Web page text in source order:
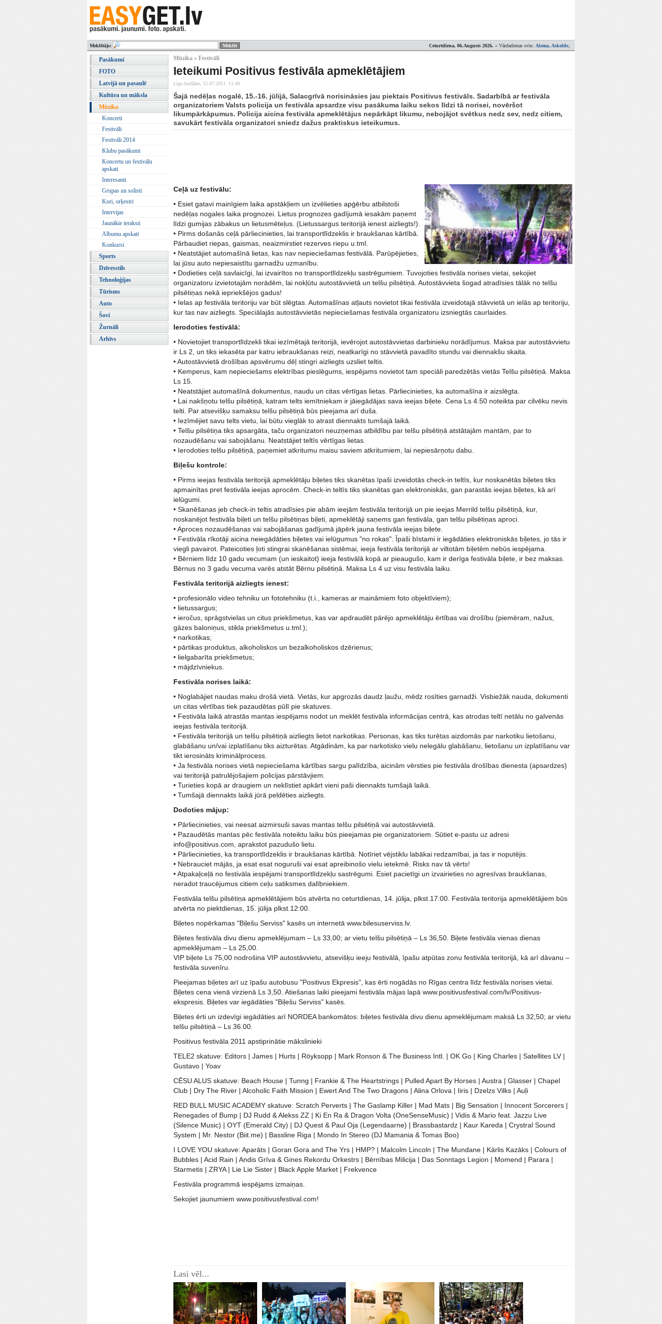
Ceturtdiena, 06.Augusts 2026. » Vārdadienas svin: Aisma, Askolds;
Meklētājs:
Pasākumi
FOTO
Latvijā un pasaulē
Kultūra un māksla
Mūzika
Koncerti
Festivāli
Festivāli 2014
Klubu pasākumi
Koncertu un festivālu
apskati
Interesanti
Grupas un solisti
Kori, orķestri
Intervijas
Jaunākie ieraksti
Albumu apskati
Konkursi
Sports
Dzīvesstils
Tehnoloģijas
Tūrisms
Auto
Šovi
Žurnāli
Arhīvs
Mūzika » Festivāli
Ieteikumi Positivus festivāla apmeklētājiem
Līga Andžāne, 12.07.2011. 11:40
Šajā nedēļas nogalē, 15.-16. jūlijā, Salacgrīvā norisināsies jau piektais Positivus festivāls. Sadarbībā ar festivāla
organizatoriem Valsts policija un festivāla apsardze visu pasākuma laiku sekos līdzi tā norisei, novēršot
likumpārkāpumus. Policija aicina festivāla apmeklētājus nepārkāpt likumu, nebojājot svētkus nedz sev, nedz citiem,
savukārt festivāla organizatori sniedz dažus praktiskus ieteikumus.
Ceļā uz festivālu:
• Esiet gatavi mainīgiem laika apstākļiem un izvēlieties apģērbu atbilstoši
nedēļas nogales laika prognozei. Lietus prognozes gadījumā iesakām paņemt
līdzi gumijas zābakus un lietusmēteļus. (Lietussargus teritorijā ienest aizliegts!).
• Pirms došanās ceļā pārliecinieties, lai transportlīdzeklis ir braukšanas kārtībā.
Pārbaudiet riepas, gaismas, neaizmirstiet rezerves riepu u.tml.
• Neatstājiet automašīnā lietas, kas nav nepieciešamas festivālā. Parūpējieties,
lai jūsu auto nepiesaistītu garnadžu uzmanību.
• Dodieties ceļā savlaicīgi, lai izvairītos no transportlīdzekļu sastrēgumiem. Tuvojoties festivāla norises vietai, sekojiet
organizatoru izvietotajām norādēm, lai nokļūtu autostāvvietā un telšu pilsētiņā. Autostāvvieta šogad atradīsies tālāk no telšu
pilsētiņas nekā iepriekšējos gadus!
• Ielas ap festivāla teritoriju var būt slēgtas. Automašīnas atļauts novietot tikai festivāla izveidotajā stāvvietā un ielās ap teritoriju,
kur tas nav aizliegts. Speciālajās autostāvvietās nepieciešamas festivāla organizatoru izsniegtās caurlaides.
Ierodoties festivālā:
• Novietojiet transportlīdzekli tikai iezīmētajā teritorijā, ievērojot autostāvvietas darbinieku norādījumus. Maksa par autostāvvietu
ir Ls 2, un tiks iekasēta par katru iebraukšanas reizi, neatkarīgi no stāvvietā pavadīto stundu vai diennakšu skaita.
• Autostāvvietā drošības apsvērumu dēļ stingri aizliegts uzsliet teltis.
• Kemperus, kam nepieciešams elektrības pieslēgums, iespējams novietot tam speciāli paredzētās vietās Telšu pilsētiņā. Maksa
Ls 15.
• Neatstājiet automašīnā dokumentus, naudu un citas vērtīgas lietas. Pārliecinieties, ka automašīna ir aizslēgta.
• Lai nakšņotu telšu pilsētiņā, katram telts iemītniekam ir jāiegādājas sava ieejas biļete. Cena Ls 4.50 noteikta par cilvēku nevis
telti. Par atsevišķu samaksu telšu pilsētiņā būs pieejama arī duša.
• Iezīmējiet savu telts vietu, lai būtu vieglāk to atrast diennakts tumšajā laikā.
• Telšu pilsētiņa tiks apsargāta, taču organizatori neuzņemas atbildību par telšu pilsētiņā atstātajām mantām, par to
nozaudēšanu vai sabojāšanu. Neatstājiet teltīs vērtīgas lietas.
• Ierodoties telšu pilsētiņā, paņemiet atkritumu maisu saviem atkritumiem, lai nepiesārņotu dabu.
Biļešu kontrole:
• Pirms ieejas festivāla teritorijā apmeklētāju biļetes tiks skanētas īpaši izveidotās check-in teltīs, kur noskanētās biļetes tiks
apmainītas pret festivāla ieejas aprocēm. Check-in teltīs tiks skanētas gan elektroniskās, gan parastās ieejas biļetes, kā arī
ielūgumi.
• Skanēšanas jeb check-in teltis atradīsies pie abām ieejām festivāla teritorijā un pie ieejas Merrild telšu pilsētiņā, kur,
noskanējot festivāla biļeti un telšu pilsētiņas biļeti, apmeklētāji saņems gan festivāla, gan telšu pilsētiņas aproci.
• Aproces nozaudēšanas vai sabojāšanas gadījumā jāpērk jauna festivāla ieejas biļete.
• Festivāla rīkotāji aicina neiegādāties biļetes vai ielūgumus "no rokas". Īpaši bīstami ir iegādāties elektroniskās biļetes, jo tās ir
viegli pavairot. Pateicoties ļoti stingrai skanēšanas sistēmai, ieeja festivāla teritorijā ar viltotām biļetēm nebūs iespējama.
• Bērniem līdz 10 gadu vecumam (un ieskaitot) ieeja festivālā kopā ar pieaugušo, kam ir derīga festivāla biļete, ir bez maksas.
Bērnus no 3 gadu vecuma varēs atstāt Bērnu pilsētiņā. Maksa Ls 4 uz visu festivāla laiku.
Festivāla teritorijā aizliegts ienest:
• profesionālo video tehniku un fototehniku (t.i., kameras ar maināmiem foto objektīviem);
• lietussargus;
• ieročus, sprāgstvielas un citus priekšmetus, kas var apdraudēt pārējo apmeklētāju ērtības vai drošību (piemēram, nažus,
gāzes baloniņus, stikla priekšmetus u.tml.);
• narkotikas;
• pārtikas produktus, alkoholiskos un bezalkoholiskos dzērienus;
• lielgabarīta priekšmetus;
• mājdzīvniekus.
Festivāla norises laikā:
• Noglabājiet naudas maku drošā vietā. Vietās, kur apgrozās daudz ļaužu, mēdz rosīties garnadži. Visbiežāk nauda, dokumenti
un citas vērtības tiek pazaudētas pūlī pie skatuves.
• Festivāla laikā atrastās mantas iespējams nodot un meklēt festivāla informācijas centrā, kas atrodas teltī netālu no galvenās
ieejas festivāla teritorijā.
• Festivāla teritorijā un telšu pilsētiņā aizliegts lietot narkotikas. Personas, kas tiks turētas aizdomās par narkotiku lietošanu,
glabāšanu un/vai izplatīšanu tiks aizturētas. Atgādinām, ka par narkotisko vielu nelegālu glabāšanu, lietošanu un izplatīšanu var
tikt ierosināts kriminālprocess.
• Ja festivāla norises vietā nepieciešama kārtības sargu palīdzība, aicinām vērsties pie festivāla drošības dienesta (apsardzes)
vai teritorijā patrulējošajiem policijas pārstāvjiem.
• Turieties kopā ar draugiem un neklīstiet apkārt vieni paši diennakts tumšajā laikā.
• Tumšajā diennakts laikā jūrā peldēties aizliegts.
Dodoties mājup:
• Pārliecinieties, vai neesat aizmirsuši savas mantas telšu pilsētiņā vai autostāvvietā.
• Pazaudētās mantas pēc festivāla noteiktu laiku būs pieejamas pie organizatoriem. Sūtiet e-pastu uz adresi
info@positivus.com, aprakstot pazudušo lietu.
• Pārliecinieties, ka transportlīdzeklis ir braukšanas kārtībā. Notīriet vējstiklu labākai redzamībai, ja tas ir noputējis.
• Nebrauciet mājās, ja esat esat noguruši vai esat apreibinošo vielu ietekmē. Risks nav tā vērts!
• Atpakaļceļā no festivāla iespējami transportlīdzekļu sastrēgumi. Esiet pacietīgi un izvairieties no agresīvas braukšanas,
neradot traucējumus citiem ceļu satiksmes dalībniekiem.
Festivāla telšu pilsētiņa apmeklētājiem būs atvērta no ceturtdienas, 14. jūlija, plkst.17:00. Festivāla teritorija apmeklētājiem būs
atvērta no piektdienas, 15. jūlija plkst.12:00.
Biļetes nopērkamas "Biļešu Serviss" kasēs un internetā www.bilesuserviss.lv.
Biļetes festivāla divu dienu apmeklējumam – Ls 33,00; ar vietu telšu pilsētiņā – Ls 36,50. Biļete festivāla vienas dienas
apmeklējumam – Ls 25,00.
VIP biļete Ls 75,00 nodrošina VIP autostāvvietu, atsevišķu ieeju festivālā, īpašu atpūtas zonu festivāla teritorijā, kā arī dāvanu –
festivāla suvenīru.
Pieejamas biļetes arī uz īpašu autobusu "Positivus Ekpresis", kas ērti nogādās no Rīgas centra līdz festivāla norises vietai.
Biļetes cena vienā virzienā Ls 3,50. Atiešanas laiki pieejami festivāla mājas lapā www.positivusfestival.com/lv/Positivus-
ekspresis. Biļetes var iegādāties "Biļešu Serviss" kasēs.
Biļetes ērti un izdevīgi iegādāties arī NORDEA bankomātos: biļetes festivāla divu dienu apmeklējumam maksā Ls 32,50; ar vietu
telšu pilsētiņā – Ls 36.00.
Positivus festivāla 2011 apstiprinātie mākslinieki
TELE2 skatuve: Editors | James | Hurts | Röyksopp | Mark Ronson & The Business Intl. | OK Go | King Charles | Satellites LV |
Gustavo | Yoav
CĒSU ALUS skatuve: Beach House | Tunng | Frankie & The Heartstrings | Pulled Apart By Horses | Austra | Glasser | Chapel
Club | Dry The River | Alcoholic Faith Mission | Ewert And The Two Dragons | Alina Orlova | Iiris | Dzelzs Vilks | Auļi
RED BULL MUSIC ACADEMY skatuve: Scratch Perverts | The Gaslamp Killer | Mad Mats | Big Sensation | Innocent Sorcerers |
Renegades of Bump | DJ Rudd & Alekss ZZ | Ki En Ra & Dragon Volta (OneSenseMusic) | Vidis & Mario feat. Jazzu Live
(Silence Music) | OYT (Emerald City) | DJ Quest & Paul Oja (Legendaarne) | Brassbastardz | Kaur Kareda | Crystral Sound
System | Mr. Nestor (Biit.me) | Bassline Riga | Mondo In Stereo (DJ Mamania & Tomas Boo)
I LOVE YOU skatuve: Aparāts | Goran Gora and The Yrs | HMP? | Malcolm Lincoln | The Mundane | Kārlis Kazāks | Colours of
Bubbles | Acid Rain | Andis Grīva & Gines Rekordu Orkestrs | Bērnības Milicija | Das Sonntags Legion | Momend | Parara |
Starmetis | ZRYA | Lie Lie Sister | Black Apple Market | Frekvence
Festivāla programmā iespējams izmaiņas.
Sekojiet jaunumiem www.positivusfestival.com!
Lasi vēl...